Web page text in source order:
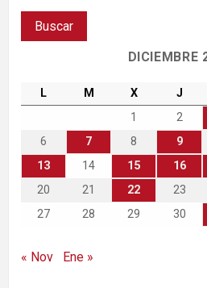
DICIEMBRE
L M X J
1
2
6
7 8 9
13
14 15 16
20
21 22 23
27
28 29 30
« Nov Ene »